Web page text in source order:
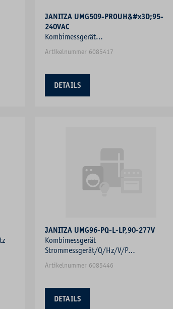
JANITZA UMG509-PROUH&#x3D;95-
240VAC
Kombimessgerät
Strommessgerät/Q/Hz/V/P
Blindleistungsmesser Frequenzmesser
Artikelnummer 6085417
DETAILS
JANITZA UMG96-PQ-L-LP,90-277V
Kombimessgerät
Strommessgerät/Q/Hz/V/P
Blindleistungsmesser Frequenzmesser
Artikelnummer 6085446
DETAILS